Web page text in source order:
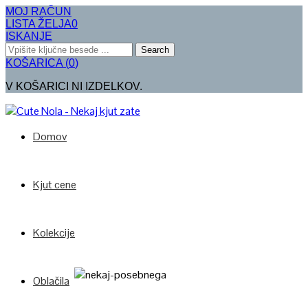
MOJ RAČUN
LISTA ŽELJA0
ISKANJE
Search
KOŠARICA (0)
V KOŠARICI NI IZDELKOV.
Domov
Kjut cene
Kolekcije
Oblačila